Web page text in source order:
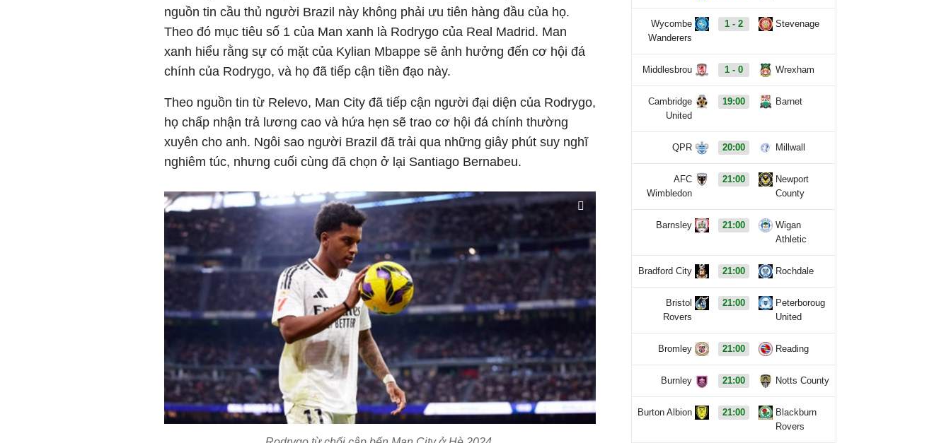
nguồn tin cầu thủ người Brazil này không phải ưu tiên hàng đầu của họ.
Theo đó mục tiêu số 1 của Man xanh là Rodrygo của Real Madrid. Man
xanh hiểu rằng sự có mặt của Kylian Mbappe sẽ ảnh hưởng đến cơ hội đá
chính của Rodrygo, và họ đã tiếp cận tiền đạo này.
Theo nguồn tin từ Relevo, Man City đã tiếp cận người đại diện của Rodrygo,
họ chấp nhận trả lương cao và hứa hẹn sẽ trao cơ hội đá chính thường
xuyên cho anh. Ngôi sao người Brazil đã trải qua những giây phút suy nghĩ
nghiêm túc, nhưng cuối cùng đã chọn ở lại Santiago Bernabeu.
Wycombe
Wanderers
1 - 2 Stevenage
Middlesbrou 1 - 0 Wrexham
Cambridge
United
19:00 Barnet
QPR 20:00 Millwall
AFC
Wimbledon
21:00
Newport
County
Barnsley 21:00
Wigan
Athletic
Bradford City 21:00 Rochdale
Bristol
Rovers
21:00
Peterboroug
United
Bromley 21:00 Reading
Burnley 21:00 Notts County
Burton Albion 21:00
Blackburn
Rovers